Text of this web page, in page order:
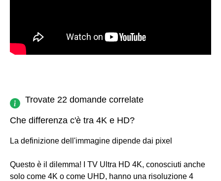
Trovate 22 domande correlate
Che differenza c'è tra 4K e HD?
La definizione dell'immagine dipende dai pixel
Questo è il dilemma! I TV Ultra HD 4K, conosciuti anche
solo come 4K o come UHD, hanno una risoluzione 4